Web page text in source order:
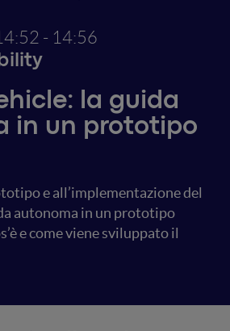
- 14:56
la guida
in un prototipo
e all’implementazione del
autonoma in un prototipo
e come viene sviluppato il